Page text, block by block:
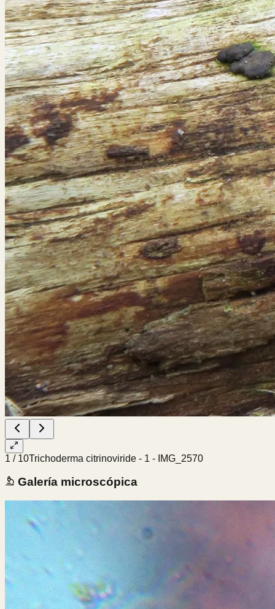
1 / 10Trichoderma citrinoviride - 1 - IMG_2570
Galería microscópica